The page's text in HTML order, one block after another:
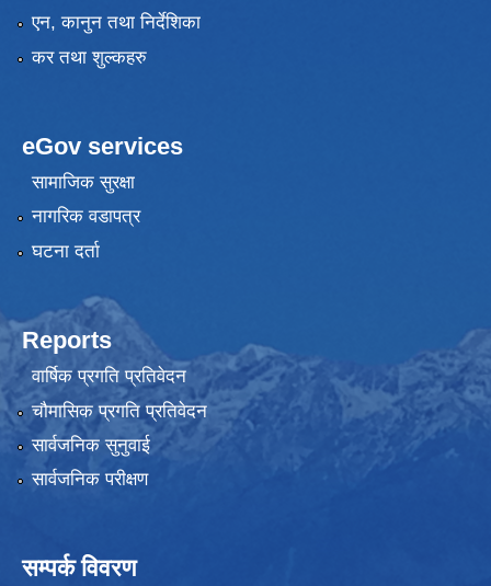
एन, कानुन तथा निर्देशिका
कर तथा शुल्कहरु
eGov services
सामाजिक सुरक्षा
नागरिक वडापत्र
घटना दर्ता
Reports
वार्षिक प्रगति प्रतिवेदन
चौमासिक प्रगति प्रतिवेदन
सार्वजनिक सुनुवाई
सार्वजनिक परीक्षण
सम्पर्क विवरण